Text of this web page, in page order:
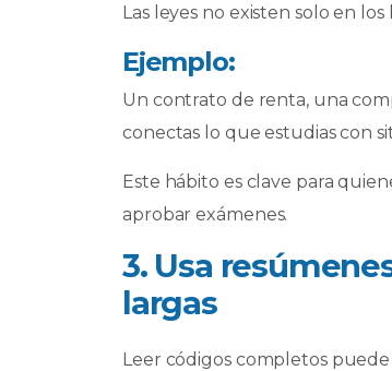
Las leyes no existen solo en
Ejemplo:
Un contrato de renta, una
conectas lo que estudias con
Este hábito es clave para
aprobar exámenes.
3. Usa
largas
Leer códigos completos puede